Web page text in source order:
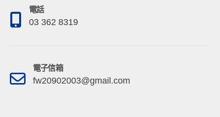
電話
03 362 8319
電子信箱
fw20902003@gmail.com